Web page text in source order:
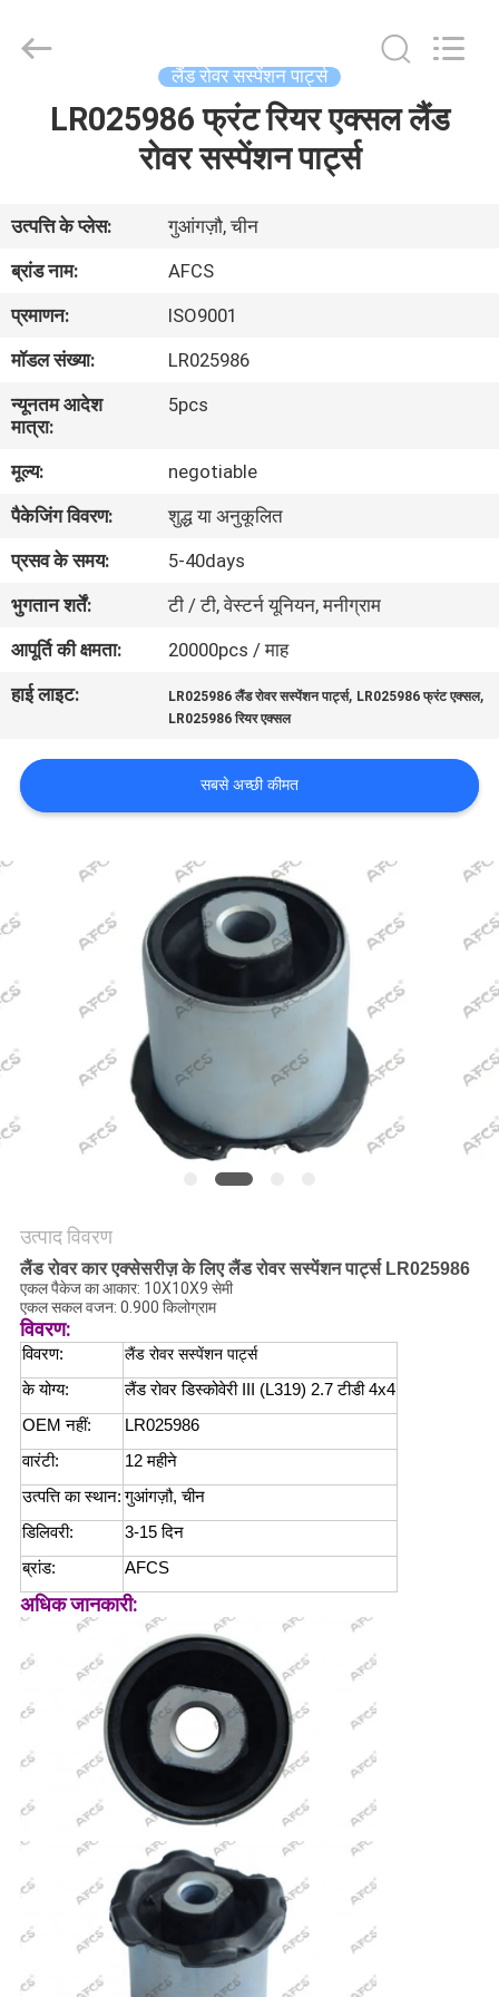
वीडियो
हमारे
बारे
में
कारखाने
का
दौरा
गुणवत्ता
नियंत्रण
संपर्क
करें
मांगें
साइटमैप
गोपनीयता
PARTS
लैंड रोवर सस्पेंशन पार्ट्स
LR025986 फ्रंट रियर एक्सल लैंड
रोवर सस्पेंशन पार्ट्स
उत्पत्ति के प्लेस:
गुआंगज़ौ, चीन
ब्रांड नाम:
AFCS
प्रमाणन:
ISO9001
मॉडल संख्या:
LR025986
न्यूनतम आदेश
मात्रा:
5pcs
मूल्य:
negotiable
पैकेजिंग विवरण:
शुद्ध या अनुकूलित
प्रसव के समय:
5-40days
भुगतान शर्तें:
टी / टी, वेस्टर्न यूनियन, मनीग्राम
आपूर्ति की क्षमता:
20000pcs / माह
हाई लाइट:
LR025986 लैंड रोवर सस्पेंशन पार्ट्स, LR025986 फ्रंट एक्सल,
LR025986 रियर एक्सल
सबसे अच्छी कीमत
उत्पाद विवरण
लैंड रोवर कार एक्सेसरीज़ के लिए लैंड रोवर सस्पेंशन पार्ट्स LR025986
एकल पैकेज का आकार: 10X10X9 सेमी
एकल सकल वजन: 0.900 किलोग्राम
विवरण:
विवरण: लैंड रोवर सस्पेंशन पार्ट्स
के योग्य:
लैंड रोवर डिस्कोवेरी III (L319) 2.7 टीडी 4x4
OEM नहीं:
LR025986
वारंटी:
12 महीने
उत्पत्ति का स्थान: गुआंगज़ौ, चीन
डिलिवरी:
3-15 दिन
ब्रांड:
AFCS
अधिक जानकारी: